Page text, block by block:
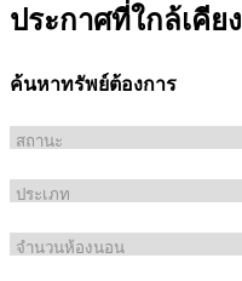
ประกาศที่ใกล้เคียง
ค้นหาทรัพย์ต้องการ